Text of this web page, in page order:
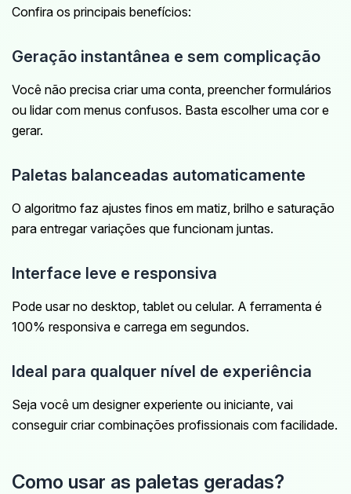
Confira os principais benefícios:
Geração instantânea e sem complicação
Você não precisa criar uma conta, preencher formulários
ou lidar com menus confusos. Basta escolher uma cor e
gerar.
Paletas balanceadas automaticamente
O algoritmo faz ajustes finos em matiz, brilho e saturação
para entregar variações que funcionam juntas.
Interface leve e responsiva
Pode usar no desktop, tablet ou celular. A ferramenta é
100% responsiva e carrega em segundos.
Ideal para qualquer nível de experiência
Seja você um designer experiente ou iniciante, vai
conseguir criar combinações profissionais com facilidade.
Como usar as paletas geradas?